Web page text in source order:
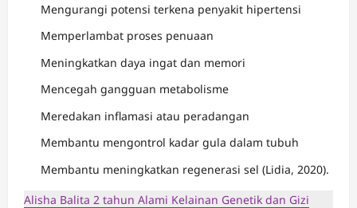
Mengurangi potensi terkena penyakit hipertensi
Memperlambat proses penuaan
Meningkatkan daya ingat dan memori
Mencegah gangguan metabolisme
Meredakan inflamasi atau peradangan
Membantu mengontrol kadar gula dalam tubuh
Membantu meningkatkan regenerasi sel (Lidia, 2020).
Alisha Balita 2 tahun Alami Kelainan Genetik dan Gizi